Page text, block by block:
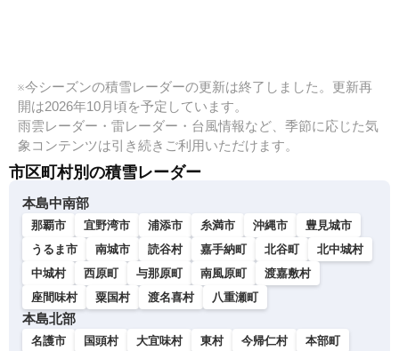
※今シーズンの積雪レーダーの更新は終了しました。更新再
開は2026年10月頃を予定しています。
雨雲レーダー・雷レーダー・台風情報など、季節に応じた気
象コンテンツは引き続きご利用いただけます。
市区町村別の積雪レーダー
本島中南部
那覇市 宜野湾市 浦添市 糸満市 沖縄市
豊見城市
うるま市
南城市 読谷村 嘉手納町 北谷町
北中城村
中城村
西原町 与那原町 南風原町
渡嘉敷村
座間味村
粟国村 渡名喜村 八重瀬町
本島北部
名護市 国頭村 大宜味村 東村 今帰仁村
本部町